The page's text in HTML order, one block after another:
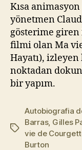
Kısa
yönetmen
gösterime
filmi olan Ma
Hayatı),
noktadan
bir yapım.
Etiketler
Autobiografia
Barras, Gilles
vie de
Burton